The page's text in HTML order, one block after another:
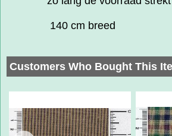
140 cm breed
Customers Who Bought This